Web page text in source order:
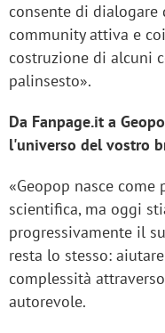
consente di
community attiva e
costruzione di alcuni
palinsesto».
Da Fanpage.it a
l'universo del vostro
«Geopop nasce
scientifica, ma oggi
progressivamente il
resta lo stesso:
complessità
autorevole.